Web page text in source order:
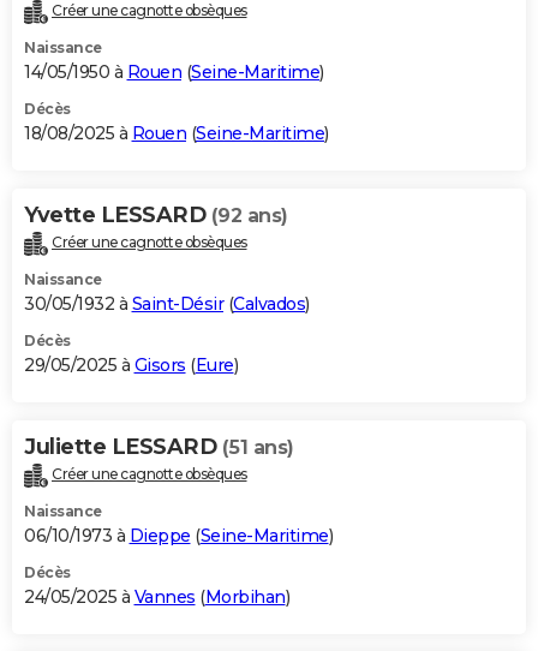
Créer une cagnotte obsèques
Naissance
14/05/1950 à Rouen (Seine-Maritime)
Décès
18/08/2025 à Rouen (Seine-Maritime)
Yvette LESSARD (92 ans)
Créer une cagnotte obsèques
Naissance
30/05/1932 à Saint-Désir(Calvados)
Décès
29/05/2025 à Gisors (Eure)
Juliette LESSARD (51 ans)
Créer une cagnotte obsèques
Naissance
06/10/1973 à Dieppe (Seine-Maritime)
Décès
24/05/2025 à Vannes (Morbihan)